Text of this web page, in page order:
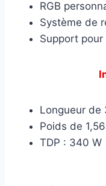
RGB
Système de
Support
Longueur de
Poids de
TDP : 340 W